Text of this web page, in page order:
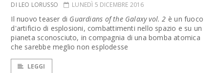
DI LEO LORUSSO LUNEDÌ 5 DICEMBRE 2016
Il nuovo teaser di Guardians of the Galaxy vol. 2 è un fuoco
d'artificio di esplosioni, combattimenti nello spazio e su un
pianeta sconosciuto, in compagnia di una bomba atomica
che sarebbe meglio non esplodesse
LEGGI